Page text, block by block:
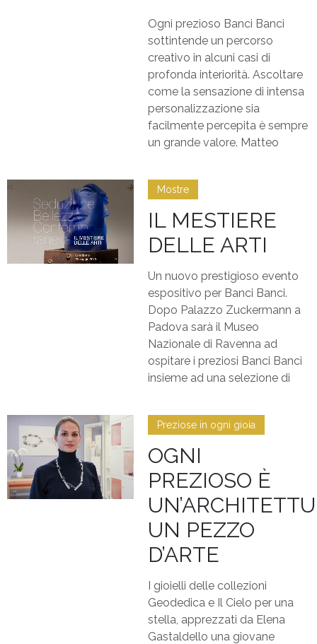
Ogni prezioso Banci Banci
sottintende un percorso
creativo in alcuni casi di
profonda interiorità. Ascoltare
come la sensazione di intensa
personalizzazione sia
facilmente percepita è sempre
un grande valore. Matteo
Mostre
IL MESTIERE
DELLE ARTI
Un nuovo prestigioso evento
espositivo per Banci Banci.
Dopo Palazzo Zuckermann a
Padova sarà il Museo
Nazionale di Ravenna ad
ospitare i preziosi Banci Banci
insieme ad una selezione di
Preziose in ogni gioia
OGNI
PREZIOSO È
UN PEZZO
D’ARTE
I gioielli delle collezioni
Geodedica e Il Cielo per una
stella, apprezzati da Elena
Gastaldello una giovane